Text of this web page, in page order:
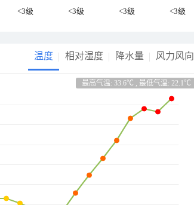
<3级 <3级 <3级 <3级
温度 相对湿度 降水量 风力风向
最高气温: 33.6℃ , 最低气温: 22.1℃